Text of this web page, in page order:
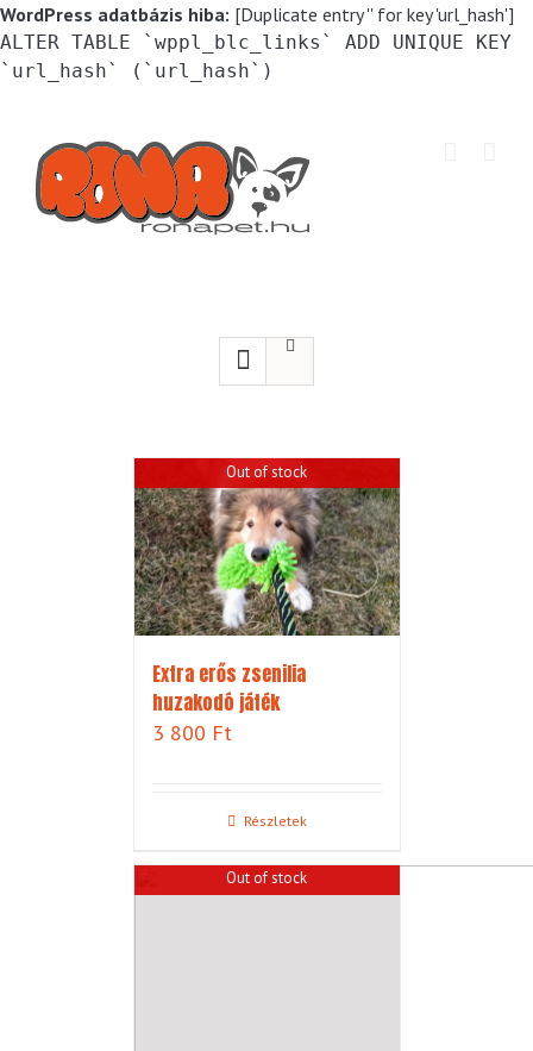
WordPress adatbázis hiba: [Duplicate entry '' for key 'url_hash']
ALTER TABLE `wppl_blc_links` ADD UNIQUE KEY
`url_hash` (`url_hash`)
Out of stock
Extra erős zsenilia
huzakodó játék
3 800 Ft
Részletek
Out of stock